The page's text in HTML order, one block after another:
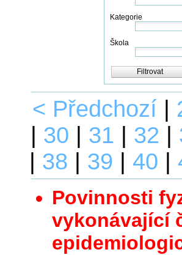
Kategorie
Škola
Filtrovat
< Předchozí
30 31 32
38 39 40
Povinnosti
vykonávající